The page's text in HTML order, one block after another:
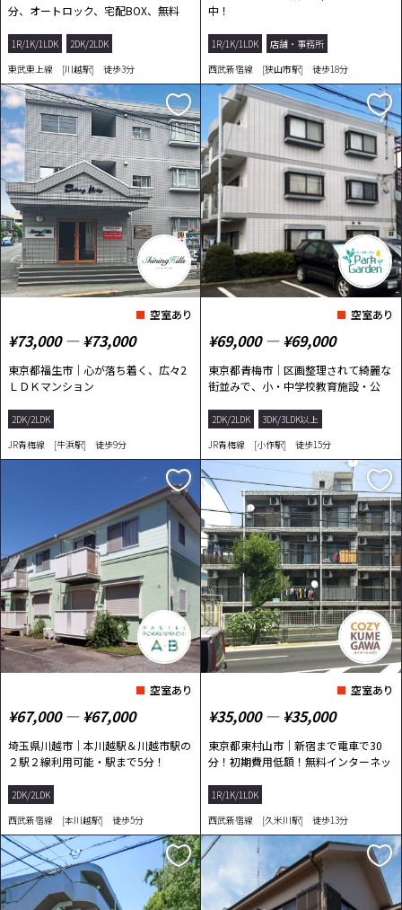
分、オートロック、宅配BOX、無料
1R/1K/1LDK
2DK/2LDK
東武東上線 [川越駅] 徒歩3分
中！
1R/1K/1LDK
店舗・事務所
西武新宿線 [狭山市駅] 徒歩18分
空室あり
¥73,000 ― ¥73,000
東京都福生市｜心が落ち着く、広々2
ＬＤＫマンション
2DK/2LDK
JR青梅線 [牛浜駅] 徒歩9分
空室あり
¥69,000 ― ¥69,000
東京都青梅市｜区画整理されて綺麗な
街並みで、小・中学校教育施設・公
2DK/2LDK
3DK/3LDK以上
JR青梅線 [小作駅] 徒歩15分
空室あり
¥67,000 ― ¥67,000
埼玉県川越市｜本川越駅＆川越市駅の
２駅２線利用可能・駅まで5分！
2DK/2LDK
西武新宿線 [本川越駅] 徒歩5分
空室あり
¥35,000 ― ¥35,000
東京都東村山市｜新宿まで電車で30
分！初期費用低額！無料インターネッ
1R/1K/1LDK
西武新宿線 [久米川駅] 徒歩13分